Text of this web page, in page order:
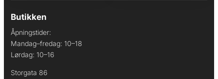
Butikken
Åpningstider:
Mandag–fredag: 10–18
Lørdag: 10–16
Storgata 86